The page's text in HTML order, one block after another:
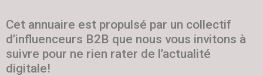
Cet annuaire est propulsé par un collectif
d’influenceurs B2B que nous vous invitons à
suivre pour ne rien rater de l’actualité
digitale!